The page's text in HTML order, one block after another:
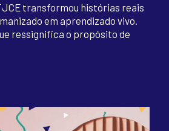
transformou histórias reais
em aprendizado vivo.
ressignifica o propósito de